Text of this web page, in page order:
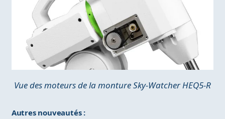
Vue des moteurs de la monture Sky-Watcher HEQ5-R
Autres nouveautés :